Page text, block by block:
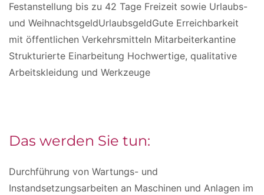
Festanstellung bis zu 42 Tage Freizeit sowie Urlaubs-
und WeihnachtsgeldUrlaubsgeldGute Erreichbarkeit
mit öffentlichen Verkehrsmitteln Mitarbeiterkantine
Strukturierte Einarbeitung Hochwertige, qualitative
Arbeitskleidung und Werkzeuge
Das werden Sie tun:
Durchführung von Wartungs- und
Instandsetzungsarbeiten an Maschinen und Anlagen im